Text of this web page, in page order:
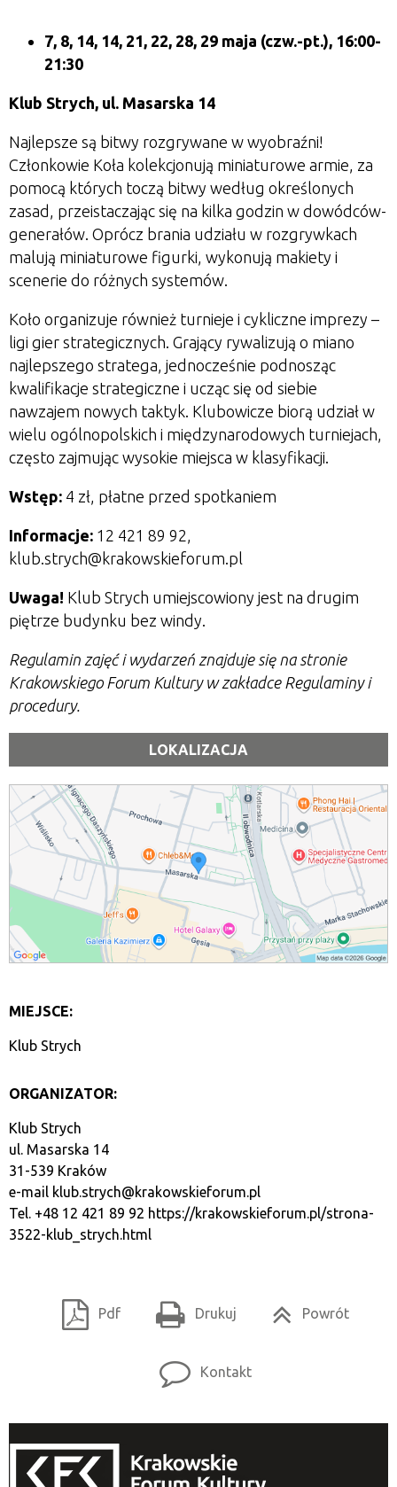
7, 8, 14, 14, 21, 22, 28, 29 maja (czw.-pt.), 16:00-
21:30
Klub Strych, ul. Masarska 14
Najlepsze są bitwy rozgrywane w wyobraźni!
Członkowie Koła kolekcjonują miniaturowe armie, za
pomocą których toczą bitwy według określonych
zasad, przeistaczając się na kilka godzin w dowódców-
generałów. Oprócz brania udziału w rozgrywkach
malują miniaturowe figurki, wykonują makiety i
scenerie do różnych systemów.
Koło organizuje również turnieje i cykliczne imprezy –
ligi gier strategicznych. Grający rywalizują o miano
najlepszego stratega, jednocześnie podnosząc
kwalifikacje strategiczne i ucząc się od siebie
nawzajem nowych taktyk. Klubowicze biorą udział w
wielu ogólnopolskich i międzynarodowych turniejach,
często zajmując wysokie miejsca w klasyfikacji.
Wstęp: 4 zł, płatne przed spotkaniem
Informacje: 12 421 89 92,
klub.strych@krakowskieforum.pl
Uwaga! Klub Strych umiejscowiony jest na drugim
piętrze budynku bez windy.
Regulamin zajęć i wydarzeń znajduje się na stronie
Krakowskiego Forum Kultury w zakładce Regulaminy i
procedury.
LOKALIZACJA
MIEJSCE:
Klub Strych
ORGANIZATOR:
Klub Strych
ul. Masarska 14
31-539 Kraków
e-mail klub.strych@krakowskieforum.pl
Tel. +48 12 421 89 92 https://krakowskieforum.pl/strona-
3522-klub_strych.html
Pdf Drukuj Powrót
Kontakt